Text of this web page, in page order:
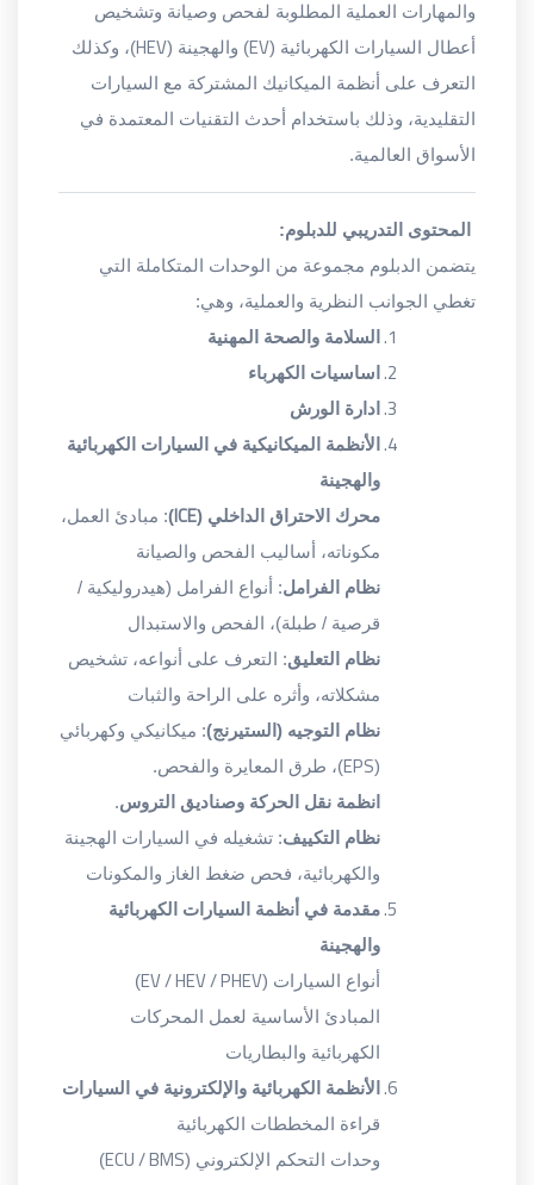
والمهارات العملية المطلوبة لفحص وصيانة وتشخيص
أعطال السيارات الكهربائية (EV) والهجينة (HEV)، وكذلك
التعرف على أنظمة الميكانيك المشتركة مع السيارات
التقليدية، وذلك باستخدام أحدث التقنيات المعتمدة في
الأسواق العالمية.
المحتوى التدريبي للدبلوم:
يتضمن الدبلوم مجموعة من الوحدات المتكاملة التي
تغطي الجوانب النظرية والعملية، وهي:
السلامة والصحة المهنية
اساسيات الكهرباء
ادارة الورش
الأنظمة الميكانيكية في السيارات الكهربائية
والهجينة
محرك الاحتراق الداخلي (ICE
): مبادئ العمل،
مكوناته، أساليب الفحص والصيانة
نظام الفرامل: أنواع الفرامل (هيدروليكية /
قرصية / طبلة)، الفحص والاستبدال
نظام التعليق: التعرف على أنواعه، تشخيص
مشكلاته، وأثره على الراحة والثبات
نظام التوجيه (الستيرنج): ميكانيكي وكهربائي
(
EPS)، طرق المعايرة والفحص.
انظمة نقل الحركة وصناديق التروس.
نظام التكييف: تشغيله في السيارات الهجينة
والكهربائية، فحص ضغط الغاز والمكونات
مقدمة في أنظمة السيارات الكهربائية
والهجينة
أنواع السيارات (EV / HEV / PHEV
)
المبادئ الأساسية لعمل المحركات
الكهربائية والبطاريات
الأنظمة الكهربائية والإلكترونية في السيارات
قراءة المخططات الكهربائية
وحدات التحكم الإلكتروني (ECU / BMS
)